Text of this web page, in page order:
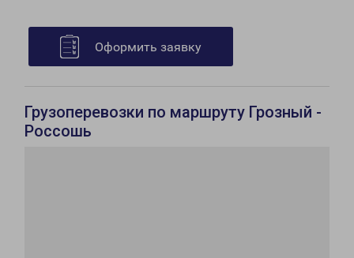
Оформить заявку
Грузоперевозки по маршруту Грозный -
Россошь